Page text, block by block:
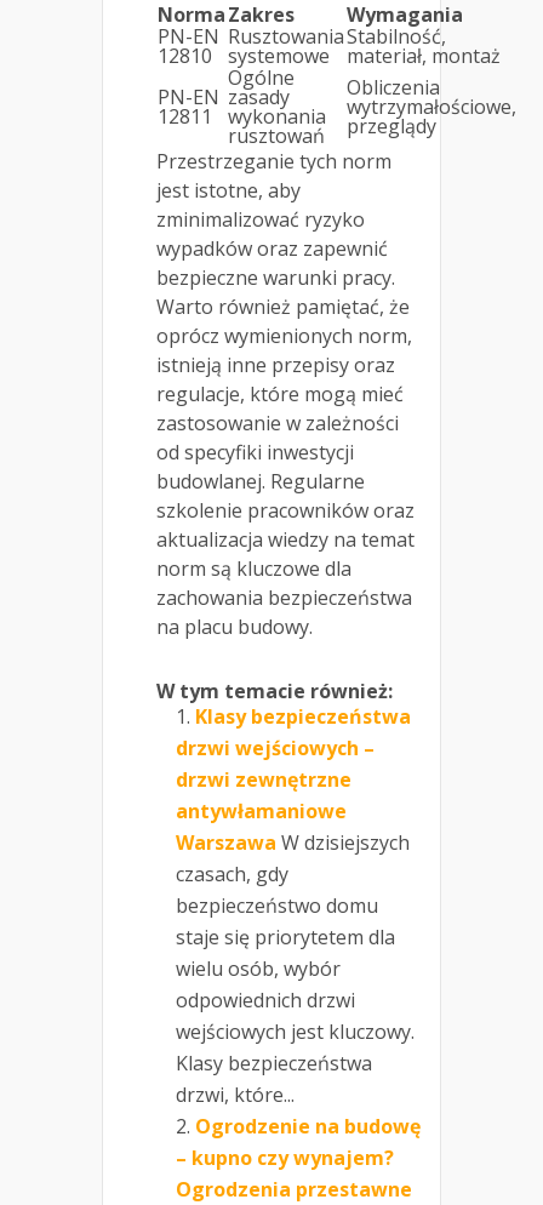
NormaZakres
Wymagania
PN-EN
12810
Rusztowania
systemowe
Stabilność,
materiał, montaż
PN-EN
12811
Ogólne
zasady
wykonania
rusztowań
Obliczenia
wytrzymałościowe,
przeglądy
Przestrzeganie tych norm
jest istotne, aby
zminimalizować ryzyko
wypadków oraz zapewnić
bezpieczne warunki pracy.
Warto również pamiętać, że
oprócz wymienionych norm,
istnieją inne przepisy oraz
regulacje, które mogą mieć
zastosowanie w zależności
od specyfiki inwestycji
budowlanej. Regularne
szkolenie pracowników oraz
aktualizacja wiedzy na temat
norm są kluczowe dla
zachowania bezpieczeństwa
na placu budowy.
W tym temacie również:
Klasy bezpieczeństwa
drzwi wejściowych –
drzwi zewnętrzne
antywłamaniowe
Warszawa W dzisiejszych
czasach, gdy
bezpieczeństwo domu
staje się priorytetem dla
wielu osób, wybór
odpowiednich drzwi
wejściowych jest kluczowy.
Klasy bezpieczeństwa
drzwi, które...
Ogrodzenie na budowę
– kupno czy wynajem?
Ogrodzenia przestawne